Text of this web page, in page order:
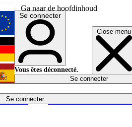
Ga naar de hoofdinhoud
Close menu
Se connecter
Économie
English
Deutsch
Español
Se connecter
Vous êtes déconnecté.
Se connecter